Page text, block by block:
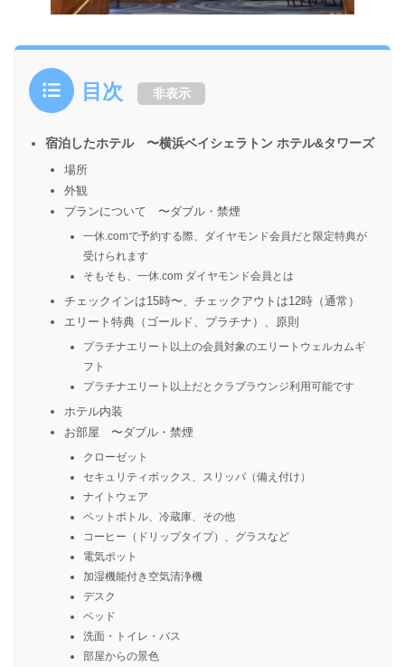
目次 非表示
宿泊したホテル 〜横浜ベイシェラトン ホテル&タワーズ
場所
外観
プランについて 〜ダブル・禁煙
一休.comで予約する際、ダイヤモンド会員だと限定特典が
受けられます
そもそも、一休.com ダイヤモンド会員とは
チェックインは15時〜、チェックアウトは12時（通常）
エリート特典（ゴールド、プラチナ）、原則
プラチナエリート以上の会員対象のエリートウェルカムギ
フト
プラチナエリート以上だとクラブラウンジ利用可能です
ホテル内装
お部屋 〜ダブル・禁煙
クローゼット
セキュリティボックス、スリッパ（備え付け）
ナイトウェア
ペットボトル、冷蔵庫、その他
コーヒー（ドリップタイプ）、グラスなど
電気ポット
加湿機能付き空気清浄機
デスク
ベッド
洗面・トイレ・バス
部屋からの景色